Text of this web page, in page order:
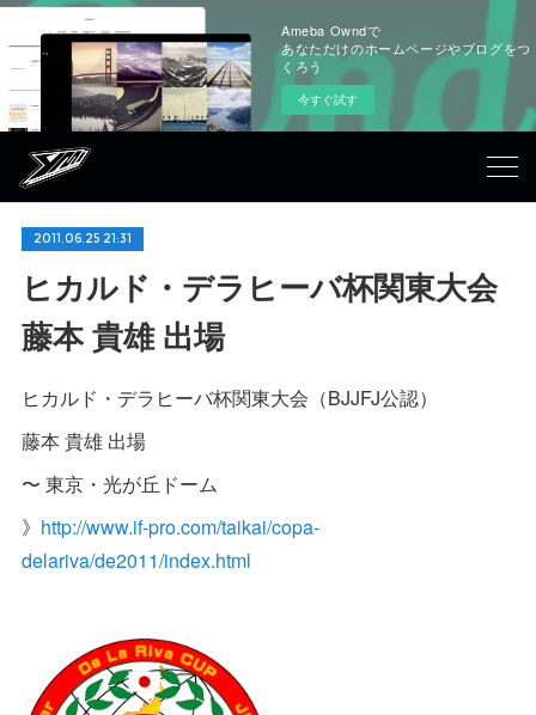
Ameba Owndで
あなただけのホームページやブログをつ
くろう
今すぐ試す
2011.06.25 21:31
ヒカルド・デラヒーバ杯関東大会
藤本 貴雄 出場
ヒカルド・デラヒーバ杯関東大会（BJJFJ公認）
藤本 貴雄 出場
〜 東京・光が丘ドーム
》 http://www.if-pro.com/taikai/copa-
delariva/de2011/index.html